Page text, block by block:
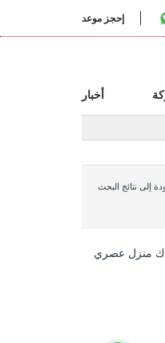
إلى نتائج البحث
منزل عصري
إحجز موعد
أخبار